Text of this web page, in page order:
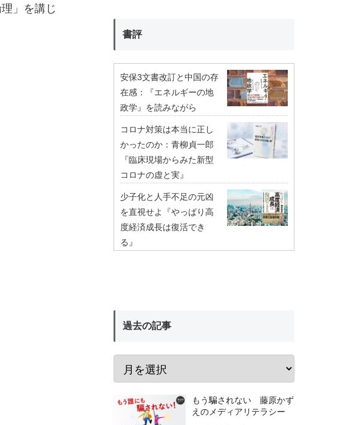
」を講じ
書評
安保3文書改訂と中国の存
在感：『エネルギーの地
政学』を読みながら
コロナ対策は本当に正し
かったのか：青柳貞一郎
『臨床現場からみた新型
コロナの虚と実』
少子化と人手不足の元凶
を直視せよ『やっぱり高
度経済成長は復活でき
る』
過去の記事
もう騙されない 藤原かず
えのメディアリテラシー